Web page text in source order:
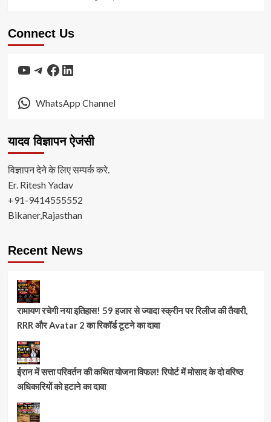
Connect Us
YouTube
Telegram
Facebook
LinkedIn
WhatsApp Channel
यादव विज्ञापन ऐजंसी
विज्ञापन देने के लिए सम्पर्क करे.
Er. Ritesh Yadav
+91-9414555552
Bikaner,Rajasthan
Recent News
रामायण रचेगी नया इतिहास! 59 हजार से ज्यादा स्क्रीन पर रिलीज की तैयारी,
RRR और Avatar 2 का रिकॉर्ड टूटने का दावा
ईरान में सत्ता परिवर्तन की कथित योजना विफल! रिपोर्ट में मोसाद के दो वरिष्ठ
अधिकारियों को हटाने का दावा